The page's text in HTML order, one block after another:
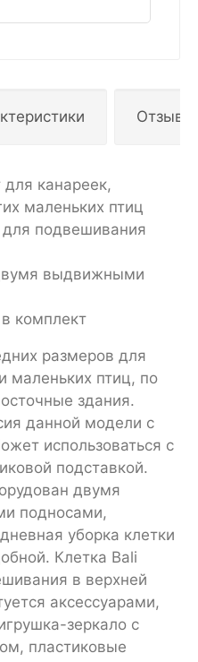
канареек,
маленьких птиц
подвешивания
выдвижными
комплект
размеров для
маленьких птиц, по
здания.
данной модели с
использоваться с
подставкой.
двумя
подносами,
уборка клетки
Клетка Bali
в верхней
аксессуарами,
зеркало с
пластиковые